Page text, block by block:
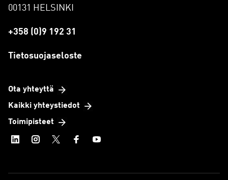
00131 HELSINKI
+358 (0)9 192 31
Tietosuojaseloste
Ota yhteyttä
Kaikki yhteystiedot
Toimipisteet